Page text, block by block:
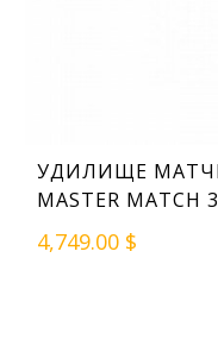
УДИЛИЩЕ
MASTER MATCH
4,749.00 $